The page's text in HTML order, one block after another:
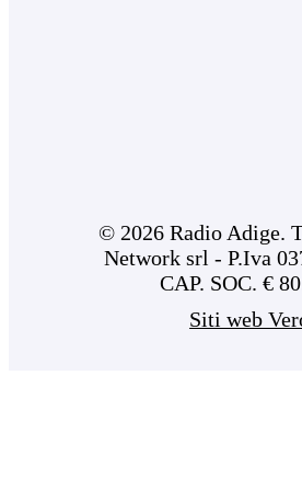
© 2026 Radio Adige.
Network srl - P.Iva
CAP. SOC. €
Siti web